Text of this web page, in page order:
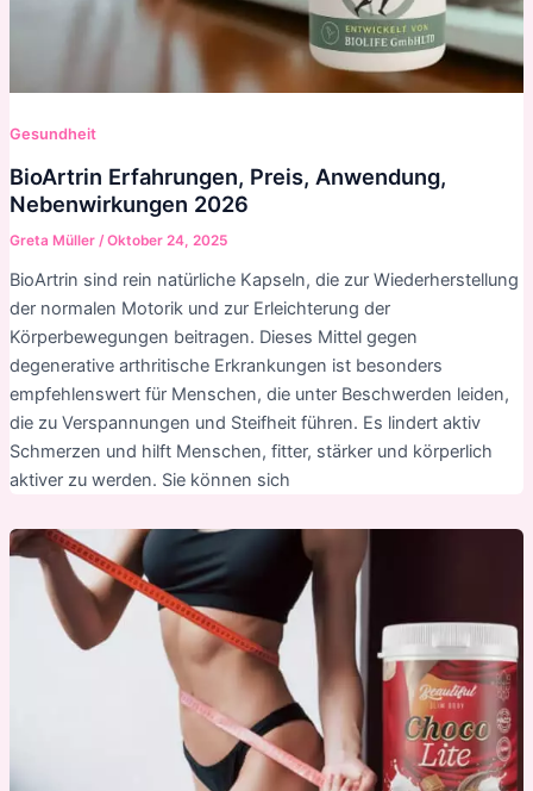
Gesundheit
BioArtrin Erfahrungen, Preis, Anwendung,
Nebenwirkungen 2026
Greta Müller /Oktober 24, 2025
BioArtrin sind rein natürliche Kapseln, die zur Wiederherstellung
der normalen Motorik und zur Erleichterung der
Körperbewegungen beitragen. Dieses Mittel gegen
degenerative arthritische Erkrankungen ist besonders
empfehlenswert für Menschen, die unter Beschwerden leiden,
die zu Verspannungen und Steifheit führen. Es lindert aktiv
Schmerzen und hilft Menschen, fitter, stärker und körperlich
aktiver zu werden. Sie können sich